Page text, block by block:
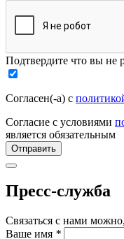
Подтвердите что вы не
Согласен(-а) с
Согласие с условиями
является обязательным
Отправить
Пресс-служба
Связаться с нами
Ваше имя *